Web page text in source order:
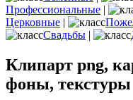
Профессиональные |
Церковные |
Свадьбы |
Клипарт png,
фоны, текстуры